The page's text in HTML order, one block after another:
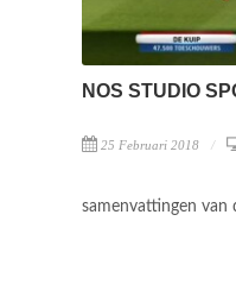
NOS STUDIO
25 Februari 2018
samenvattingen van